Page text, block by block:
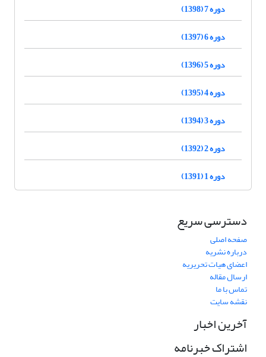
دوره 7 (1398)
دوره 6 (1397)
دوره 5 (1396)
دوره 4 (1395)
دوره 3 (1394)
دوره 2 (1392)
دوره 1 (1391)
دسترسی سریع
صفحه اصلی
درباره نشریه
اعضای هیات تحریریه
ارسال مقاله
تماس با ما
نقشه سایت
آخرین اخبار
اشتراک خبرنامه